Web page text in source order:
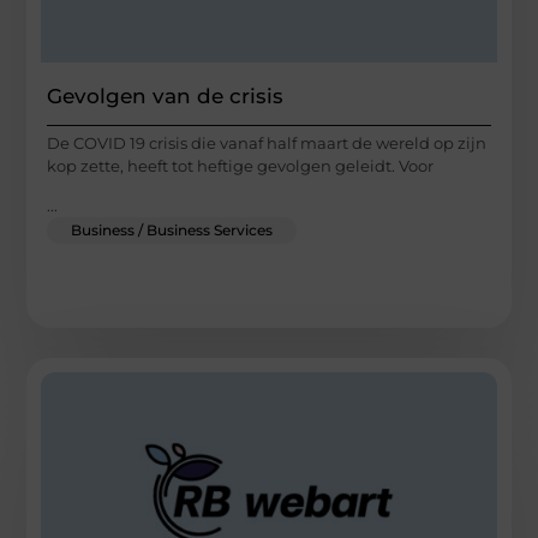
Gevolgen van de crisis
De COVID 19 crisis die vanaf half maart de wereld op zijn
kop zette, heeft tot heftige gevolgen geleidt. Voor
Business / Business Services